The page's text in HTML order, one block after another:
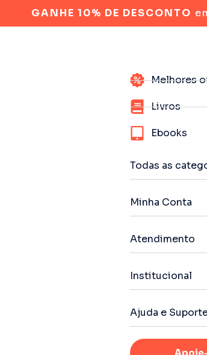
GANHE 10% DE DESCONTO
Melhores
Livros
Ebooks
Todas as
Minha Conta
Atendimento
Institucional
Ajuda e